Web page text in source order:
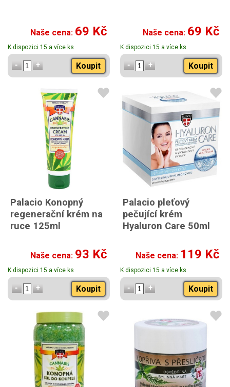
Naše cena: 69 Kč
K dispozici 15 a více ks
Koupit
Naše cena: 69 Kč
K dispozici 15 a více ks
Koupit
Palacio Konopný
regenerační krém na
ruce 125ml
Naše cena: 93 Kč
K dispozici 15 a více ks
Koupit
Palacio pleťový
pečující krém
Hyaluron Care 50ml
Naše cena: 119 Kč
K dispozici 15 a více ks
Koupit